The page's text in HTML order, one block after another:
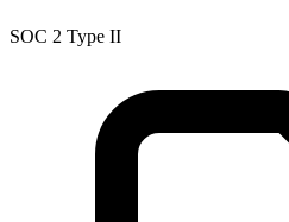
SOC 2 Type II